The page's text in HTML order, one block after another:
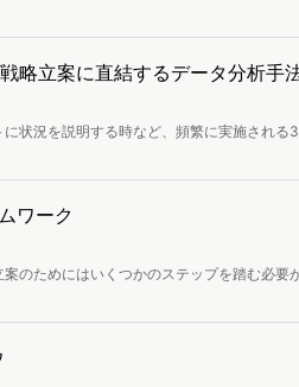
ムワークや、有名企業のマーケティング戦
略立案に直結するデータ分析手
状況を説明する時など、頻繁に実施される
自社の分析ツールをそれぞれ閲覧しながら
」の有効な活用方法をご紹介。効率が
ダウンロードできます。記事末尾のフォーム
ワーク
のためにはいくつかのステップを踏む必要
はブランド戦略立案に便利なフレームワー